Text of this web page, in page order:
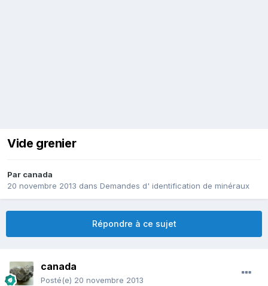
Vide grenier
Par canada
20 novembre 2013 dans Demandes d' identification de minéraux
Répondre à ce sujet
canada
Posté(e) 20 novembre 2013